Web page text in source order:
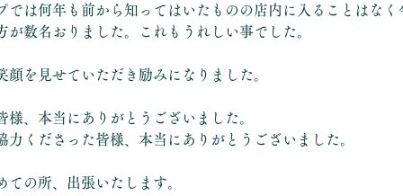
では何年も前から知ってはいたものの店内に入ることはなく
が数名おりました。これもうれしい事でした。
顔を見せていただき励みになりました。
様、本当にありがとうございました。
力くださった皆様、本当にありがとうございました。
の所、出張いたします。